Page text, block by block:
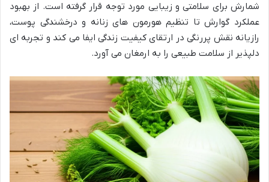
شمارش برای سلامتی و زیبایی مورد توجه قرار گرفته است. از بهبود
عملکرد گوارش تا تنظیم هورمون های زنانه و درخشندگی پوست،
رازیانه نقش پررنگی در ارتقای کیفیت زندگی ایفا می کند و تجربه ای
دلپذیر از سلامت طبیعی را به ارمغان می آورد.